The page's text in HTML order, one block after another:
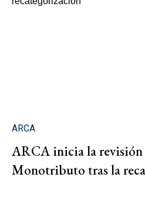
ARCA
ARCA inicia la
Monotributo tras la